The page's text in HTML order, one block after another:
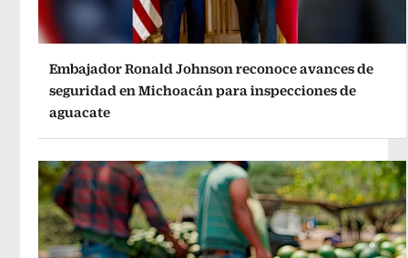
Embajador Ronald Johnson reconoce avances de
seguridad en Michoacán para inspecciones de
aguacate